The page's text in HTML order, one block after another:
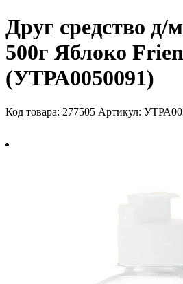
Друг средство д/
500г Яблоко
(УТРА0050091)
Код товара: 277505 Артикул: